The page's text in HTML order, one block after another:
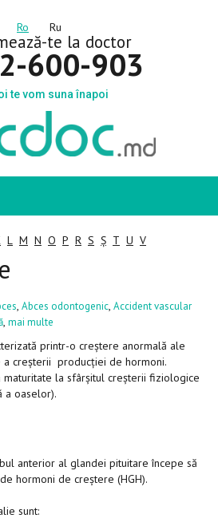
Ro Ru
te la doctor
600-903
te vom suna înapoi
L M N O P R S Ș T U V
, Abces odontogenic, Accident vascular
, mai multe
printr-o creștere anormală ale
creșterii producției de hormoni.
la sfârșitul creșterii fiziologice
a oaselor).
anterior al glandei pituitare începe să
hormoni de creștere (HGH).
sunt: